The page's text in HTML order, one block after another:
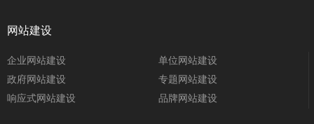
网站建设
企业网站建设
单位网站建设
政府网站建设
专题网站建设
响应式网站建设
品牌网站建设